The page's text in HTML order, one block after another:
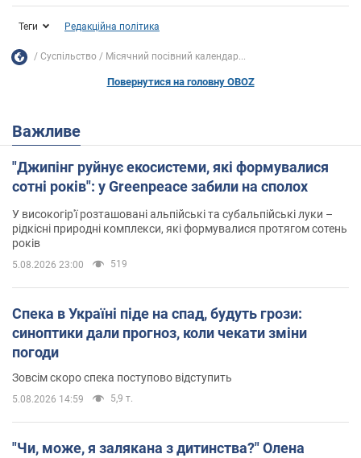
Теги Редакційна політика
Суспільство Місячний посівний календар...
Повернутися на головну OBOZ
Важливе
"Джипінг руйнує екосистеми, які формувалися
сотні років": у Greenpeace забили на сполох
У високогір'ї розташовані альпійські та субальпійські луки –
рідкісні природні комплекси, які формувалися протягом сотень
років
5.08.2026 23:00 519
Спека в Україні піде на спад, будуть грози:
синоптики дали прогноз, коли чекати зміни
погоди
Зовсім скоро спека поступово відступить
5.08.2026 14:59 5,9 т.
"Чи, може, я залякана з дитинства?" Олена